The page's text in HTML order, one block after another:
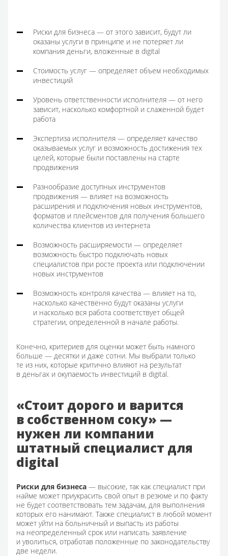
Риски для бизнеса — от этого зависит, будут ли
оказаны услуги в принципе и не потеряет ли
компания деньги, вложенные в digital
Стоимость услуг — определяет объем необходимых
инвестиций
Уровень ответственности исполнителя — от него
зависит, насколько комфортной и слаженной будет
работа
Экспертиза исполнителя — определяет качество
оказываемых услуг и возможность достижения тех
целей, которые были поставлены на старте
продвижения
Разнообразие доступных инструментов
продвижения — влияет на возможность
расширения и подключения новых инструментов,
форматов и плейсментов для получения большего
количества клиентов из интернета
Возможность расширяемости — определяет
возможность быстро подключать новых
специалистов при росте проекта или подключении
новых инструментов
Возможность контроля качества — влияет на то,
насколько качественно будут оказаны услуги
и насколько вся работа соответствует общей
стратегии, определенной в начале работы.
Конечно, критериев для оценки может быть намного
больше — десятки и даже сотни. Мы выбрали только
те из них, которые критично влияют на результат
в деньгах и окупаемость инвестиций в digital.
«Стоит дорого и варится
в собственном соку» —
нужен ли компании
штатный специалист для
digital
Риски для бизнеса — высокие, так как специалист при
найме может приукрасить свой опыт в резюме и по факту
не будет соответствовать тем задачам, для выполнения
которых его нанимают. Также специалист в любой момент
может уйти на больничный и выпасть из работы
на неопределенный срок или написать заявление
и уволиться, отработав положенные по законодательству
две недели.